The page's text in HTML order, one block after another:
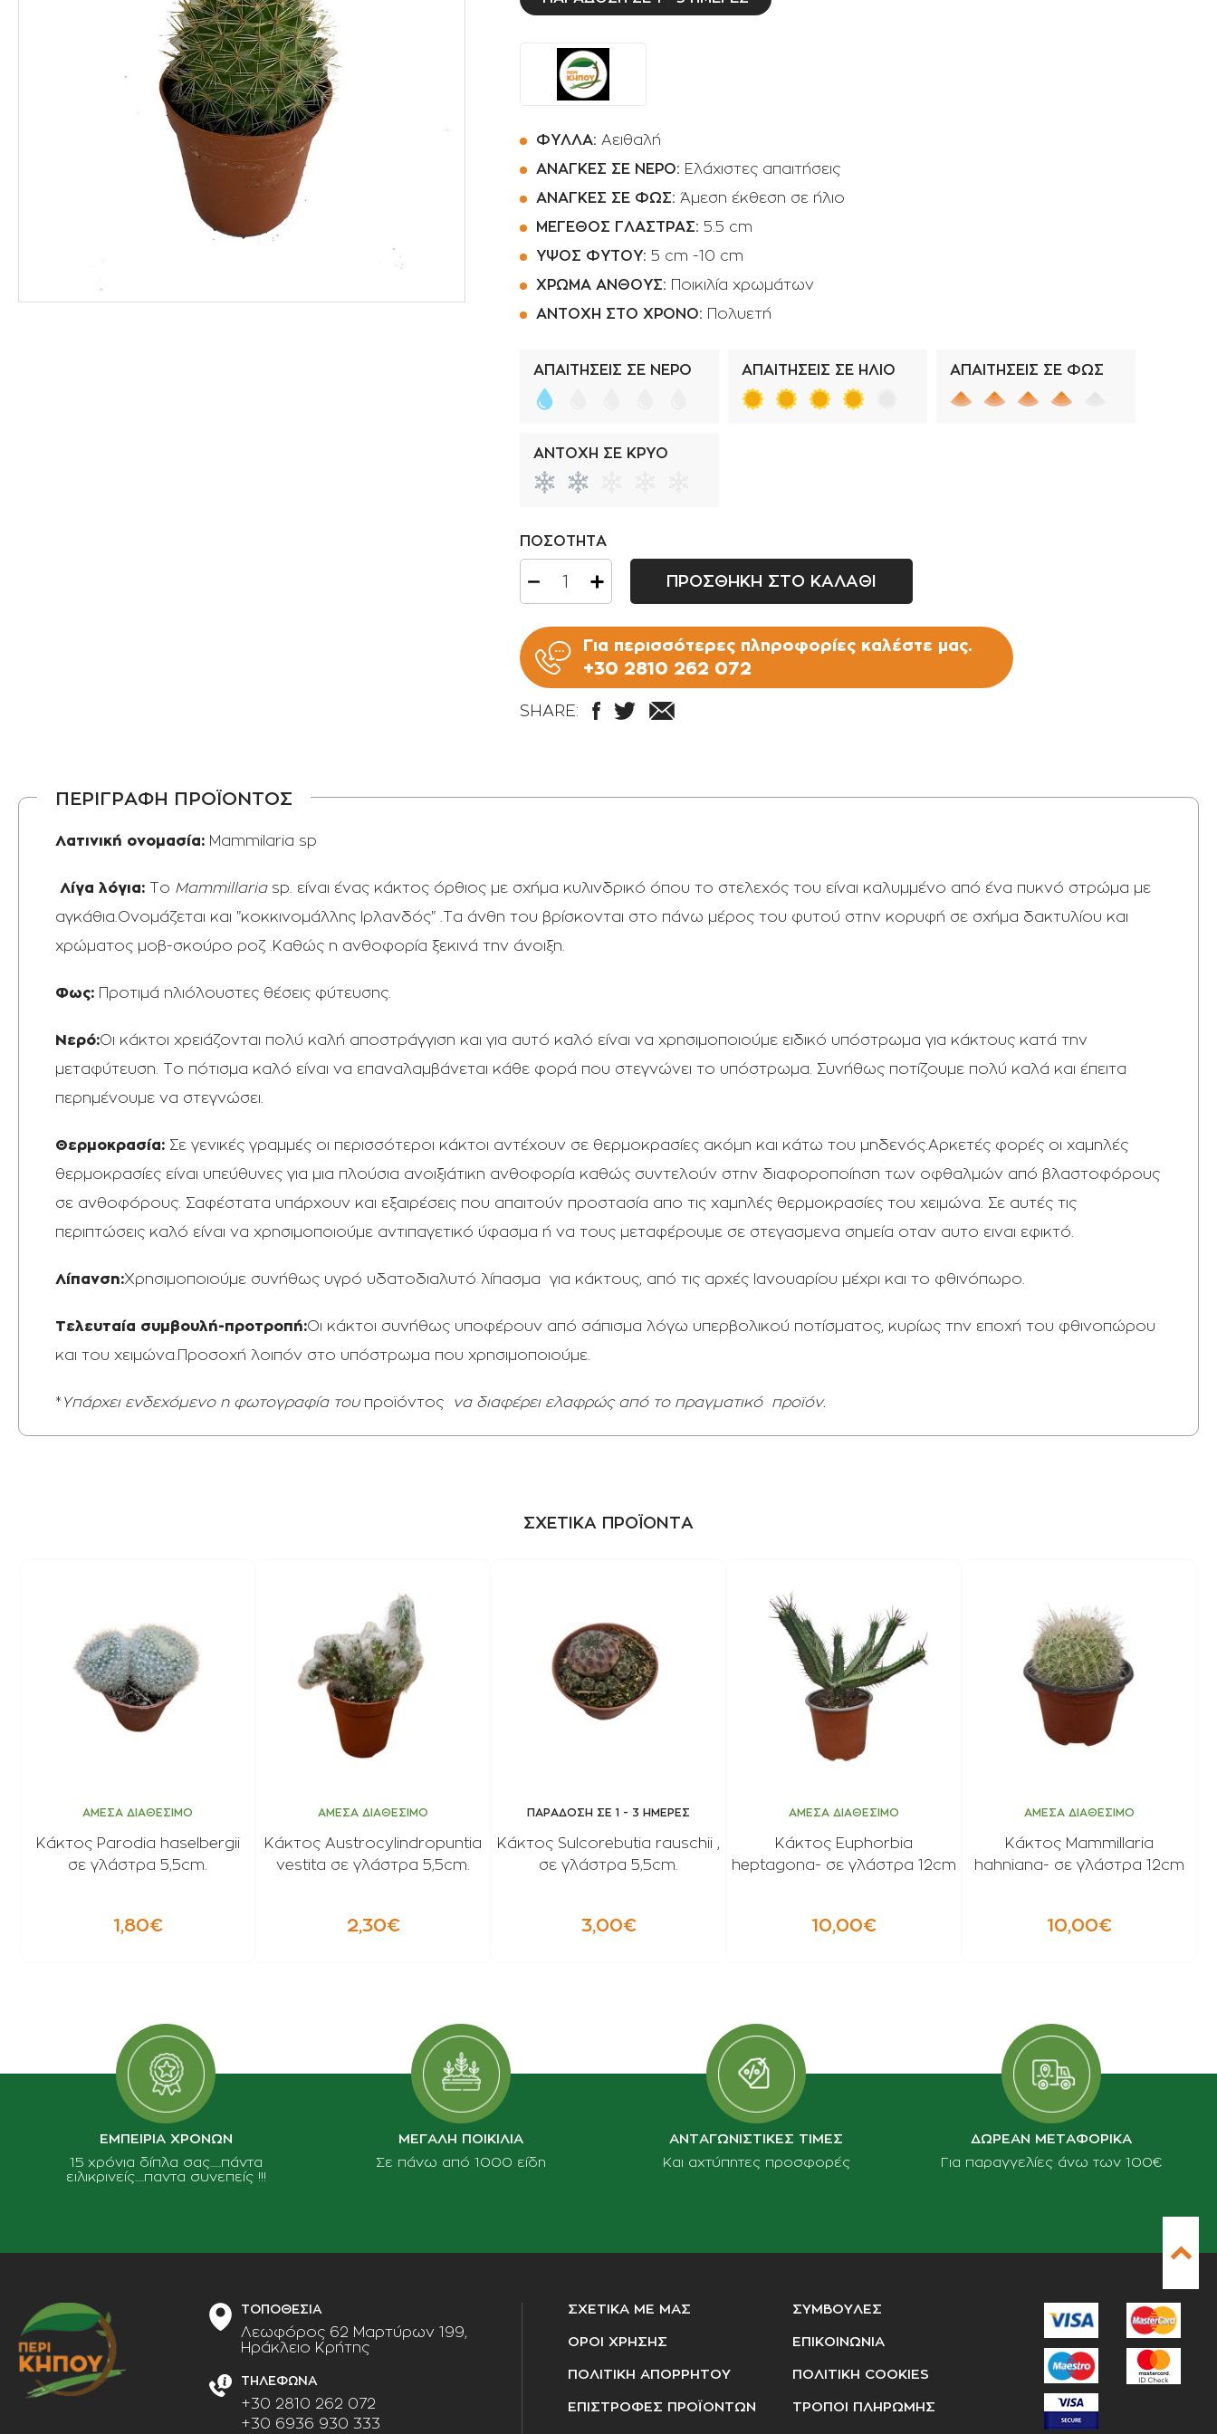
ΛΙΠΑΣΜΑΤΑ
ΣΠΟΡΟΙ - ΒΟΛΒΟΙ
ΣΥΣΚΕΥΑΣΙΑ - ΑΠΟΘΗΚΕΥΣΗ- ΕΙΔΗ
ΔΙΑΚΟΣΜΗΣΗ ΦΥΤΩΝ
Φοινικοειδή
Αρωματικά φυτά -
Αναρριχώμενα φυτά
Βολβοί πολυετής
Κρεμοκλαδή φυτά
Αγροστώδη
Ποτιστήρια
Πριόνια Χειρός
ΦΥΛΛΑ: Αειθαλή
ΑΝΑΓΚΕΣ ΣΕ ΝΕΡΟ: Ελάχιστες απαιτήσεις
ΑΝΑΓΚΕΣ ΣΕ ΦΩΣ: Άμεση έκθεση σε ήλιο
ΜΕΓΕΘΟΣ ΓΛΑΣΤΡΑΣ: 5.5 cm
ΥΨΟΣ ΦΥΤΟΥ: 5 cm -10 cm
ΧΡΩΜΑ ΑΝΘΟΥΣ:
Ποικιλία χρωμάτων
ΑΝΤΟΧΗ ΣΤΟ ΧΡΟΝΟ:
Πολυετή
ΑΠΑΙΤΗΣΕΙΣ ΣΕ ΝΕΡΟ ΑΠΑΙΤΗΣΕΙΣ ΣΕ ΗΛΙΟ ΑΠΑΙΤΗΣΕΙΣ ΣΕ ΦΩΣ
ΑΝΤΟΧΗ ΣΕ ΚΡΥΟ
ΠΟΣΟΤΗΤΑ
ΠΡΟΣΘΗΚΗ ΣΤΟ ΚΑΛΑΘΙ
Για περισσότερες πληροφορίες καλέστε μας.
+30 2810 262 072
SHARE:
ΠΕΡΙΓΡΑΦΗ ΠΡΟΪΟΝΤΟΣ
Λατινική ονομασία: Mammilaria sp
Λίγα λόγια: To Mammillaria sp.
είναι ένας κάκτος όρθιος με σχήμα κυλινδρικό όπου το στελεχός του είναι καλυμμένο από ένα πυκνό στρώμα με
αγκάθια.Ονομάζεται και "κοκκινομάλλης Ιρλανδός" .Τα άνθη του βρίσκονται στο πάνω μέρος του φυτού στην κορυφή σε σχήμα δακτυλίου και
χρώματος μοβ-σκούρο ροζ .Καθώς η ανθοφορία ξεκινά την άνοιξη.
Φως: Προτιμά ηλιόλουστες θέσεις φύτευσης.
Νερό:Οι κάκτοι χρειάζονται πολύ καλή αποστράγγιση και για αυτό καλό είναι να χρησιμοποιούμε ειδικό υπόστρωμα για κάκτους κατά την
μεταφύτευση. Το πότισμα καλό είναι να επαναλαμβάνεται κάθε φορά που στεγνώνει το υπόστρωμα. Συνήθως ποτίζουμε πολύ καλά και έπειτα
περημένουμε να στεγνώσει.
Θερμοκρασία: Σε γενικές γραμμές οι περισσότεροι κάκτοι αντέχουν σε θερμοκρασίες ακόμη και κάτω του μηδενός.Αρκετές φορές οι χαμηλές
θερμοκρασίες είναι υπεύθυνες για μια πλούσια ανοιξιάτικη ανθοφορία καθώς συντελούν στην διαφοροποίηση των οφθαλμών από βλαστοφόρους
σε ανθοφόρους. Σαφέστατα υπάρχουν και εξαιρέσεις που απαιτούν προστασία απο τις χαμηλές θερμοκρασίες του χειμώνα. Σε αυτές τις
περιπτώσεις καλό είναι να χρησιμοποιούμε αντιπαγετικό ύφασμα ή να τους μεταφέρουμε σε στεγασμενα σημεία οταν αυτο ειναι εφικτό.
Λίπανση:Χρησιμοποιούμε συνήθως υγρό υδατοδιαλυτό λίπασμα για κάκτους, από τις αρχές Ιανουαρίου μέχρι και το φθινόπωρο.
Τελευταία συμβουλή-προτροπή:Οι κάκτοι συνήθως υποφέρουν από σάπισμα λόγω υπερβολικού ποτίσματος, κυρίως την εποχή του φθινοπώρου
και του χειμώνα.Προσοχή λοιπόν στο υπόστρωμα που χρησιμοποιούμε.
* Υπάρχει ενδεχόμενο η φωτογραφία του προϊόντος να διαφέρει ελαφρώς από το πραγματικό προϊόν.
ΣΧΕΤΙΚΑ ΠΡΟΪΟΝΤΑ
ΑΜΕΣΑ ΔΙΑΘΕΣΙΜΟ
Κάκτος Parodia haselbergii
σε γλάστρα 5,5cm.
1,80€
ΑΜΕΣΑ ΔΙΑΘΕΣΙΜΟ
Κάκτος Austrocylindropuntia
vestita σε γλάστρα 5,5cm.
2,30€
ΠΑΡΑΔΟΣΗ ΣΕ 1 - 3 ΗΜΕΡΕΣ
Κάκτος Sulcorebutia rauschii ,
σε γλάστρα 5,5cm.
3,00€
ΑΜΕΣΑ ΔΙΑΘΕΣΙΜΟ
Κάκτος Euphorbia
heptagona- σε γλάστρα 12cm
10,00€
ΑΜΕΣΑ ΔΙΑΘΕΣΙΜΟ
Κάκτος Mammillaria
hahniana- σε γλάστρα 12cm
10,00€
ΕΜΠΕΙΡΙΑ ΧΡΟΝΩΝ
15 χρόνια δίπλα σας......πάντα
ειλικρινείς.....παντα συνεπείς !!!
ΜΕΓΑΛΗ ΠΟΙΚΙΛΙΑ
Σε πάνω από 1000 είδη
ΑΝΤΑΓΩΝΙΣΤΙΚΕΣ ΤΙΜΕΣ
Και αχτύπητες προσφορές
ΔΩΡΕΑΝ ΜΕΤΑΦΟΡΙΚΑ
Για παραγγελίες άνω των 100€
ΤΟΠΟΘΕΣΙΑ
Λεωφόρος 62 Μαρτύρων 199,
Ηράκλειο Κρήτης
ΤΗΛΕΦΩΝΑ
+30 2810 262 072
+30 6936 930 333
ΣΧΕΤΙΚΑ ΜΕ ΜΑΣ ΣΥΜΒΟΥΛΕΣ
ΟΡΟΙ ΧΡΗΣΗΣ ΕΠΙΚΟΙΝΩΝΙΑ
ΠΟΛΙΤΙΚΗ ΑΠΟΡΡΗΤΟΥ ΠΟΛΙΤΙΚΗ COOKIES
ΕΠΙΣΤΡΟΦΕΣ ΠΡΟΪΟΝΤΩΝ ΤΡΟΠΟΙ ΠΛΗΡΩΜΗΣ